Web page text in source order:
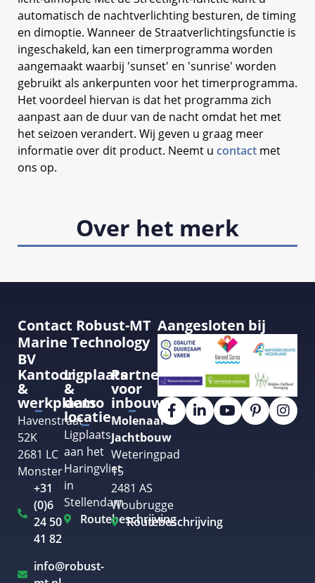
Over het merk
automatisch de nachtverlichting besturen, de timing
en dimoptie. Wanneer de Straatverlichtingsfunctie is
ingeschakeld, kan een timerprogramma worden
aangemaakt waarbij 'sunset' en 'sunrise' worden
gebruikt als ankerpunten voor het timerprogramma.
Het voordeel hiervan is dat het programma zich
aanpast aan de duur van de nacht omdat het met
het seizoen verandert. Wij geven u graag meer
informatie over dit product. Neemt u contact met
ons op.
Contact Robust-MT
Marine Technology
BV
Kantoor
&
werkplaats
Havenstraat
52K
2681 LC
Monster
+31
(0)6
24 50
41 82
info@robust-
Ligplaats
&
demo
locatie
Ligplaats
aan het
Haringvliet
in
Stellendam
Routebeschrijving
Partner
voor
inbouw
Molenaar
Jachtbouw
Weteringpad
15
2481 AS
Woubrugge
Routebeschrijving
Aangesloten bij